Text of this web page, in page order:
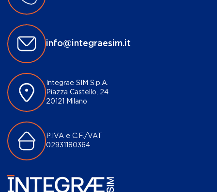
info@integraesim.it
Integrae SIM S.p.A.
Piazza Castello, 24
20121 Milano
P.IVA e C.F./VAT
02931180364